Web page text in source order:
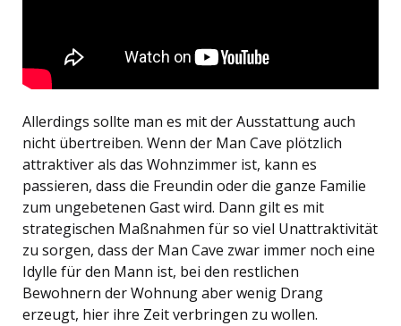
Allerdings sollte man es mit der Ausstattung auch
nicht übertreiben. Wenn der Man Cave plötzlich
attraktiver als das Wohnzimmer ist, kann es
passieren, dass die Freundin oder die ganze Familie
zum ungebetenen Gast wird. Dann gilt es mit
strategischen Maßnahmen für so viel Unattraktivität
zu sorgen, dass der Man Cave zwar immer noch eine
Idylle für den Mann ist, bei den restlichen
Bewohnern der Wohnung aber wenig Drang
erzeugt, hier ihre Zeit verbringen zu wollen.